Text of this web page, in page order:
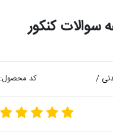
کنکور
/ کد محصول: